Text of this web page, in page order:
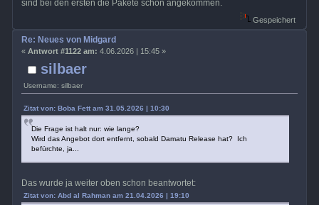
sind bei den ersten die Pakete schon angekommen.
Gespeichert
silbaer
Username: silbaer
Re: Neues von Midgard
« Antwort #1122 am: 4.06.2026 | 15:45 »
Zitat von: Boba Fett am 31.05.2026 | 10:30
Die Frage ist halt nur: wie lange?
Wird das Angebot dort entfernt, sobald Damatu Release hat? Ich
befürchte, ja...
Das wurde ja weiter oben schon beantwortet:
Zitat von: Abd al Rahman am 21.04.2026 | 19:10